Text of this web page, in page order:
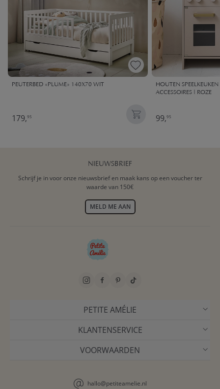
PEUTERBED «PLUME» 140X70 WIT
179,95
HOUTEN
ACCESSOIRES | ROZE
99,95
NIEUWSBRIEF
Schrijf je in voor onze nieuwsbrief en maak kans op een voucher ter
waarde van 150€
MELD ME AAN
PETITE AMÉLIE
KLANTENSERVICE
VOORWAARDEN
hallo@petiteamelie.nl